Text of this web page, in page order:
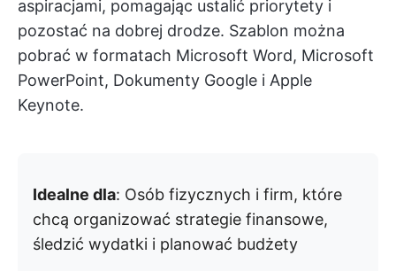
aspiracjami, pomagając ustalić priorytety i
pozostać na dobrej drodze. Szablon można
pobrać w formatach Microsoft Word, Microsoft
PowerPoint, Dokumenty Google i Apple
Keynote.
Idealne dla: Osób fizycznych i firm, które
chcą organizować strategie finansowe,
śledzić wydatki i planować budżety